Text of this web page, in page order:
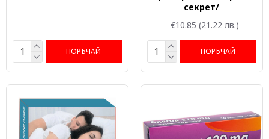
ПОРЪЧАЙ
секрет/
€10.85 (21.22 лв.)
ПОРЪЧАЙ